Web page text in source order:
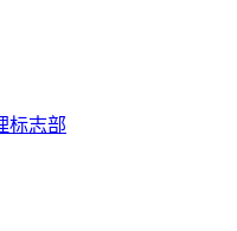
标志部